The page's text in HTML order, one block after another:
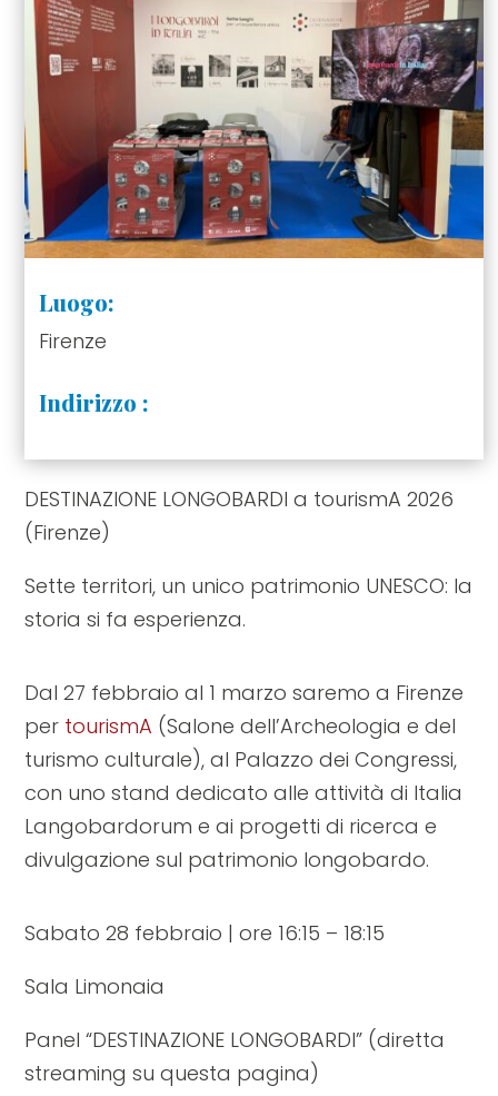
DESTINAZIONE LONGOBARDI a tourismA 2026
(Firenze)
Sette territori, un unico patrimonio UNESCO: la
storia si fa esperienza.
Dal 27 febbraio al 1 marzo saremo a Firenze
per tourismA (Salone dell’Archeologia e del
turismo culturale), al Palazzo dei Congressi,
con uno stand dedicato alle attività di Italia
Langobardorum e ai progetti di ricerca e
divulgazione sul patrimonio longobardo.
Sabato 28 febbraio | ore 16:15 – 18:15
Sala Limonaia
Panel “DESTINAZIONE LONGOBARDI” (diretta
streaming su questa pagina)
Luogo:
Firenze
Indirizzo :